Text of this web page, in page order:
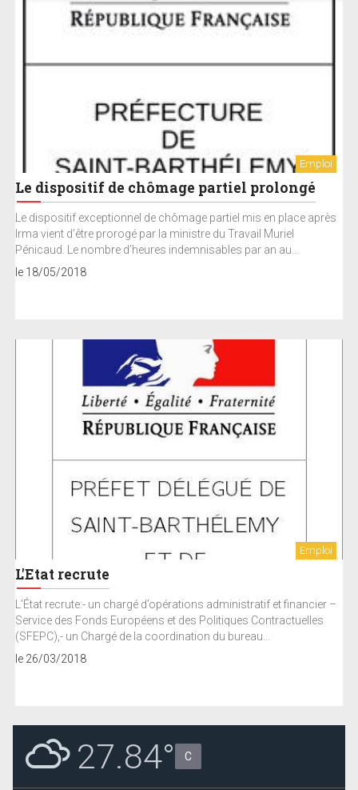
Emploi
Le dispositif de chômage partiel prolongé
Le dispositif exceptionnel de chômage partiel mis en place après
Irma vient d’être prorogé par la ministre du Travail Muriel
Pénicaud. Le nombre d’heures indemnisables par an au...
le 18/05/2018
Emploi
L'Etat recrute
L’État recrute:- un chargé d’opérations administratif et financier –
Service des Fonds Européens et des Politiques Contractuelles
(SFEPC),- un Chargé de la coordination du bureau...
le 26/03/2018
27.84° C